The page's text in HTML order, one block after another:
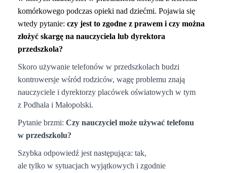
komórkowego podczas opieki nad dziećmi. Pojawia się
wtedy pytanie: czy jest to zgodne z prawem i czy można
złożyć skargę na nauczyciela lub dyrektora
przedszkola?
Skoro używanie telefonów w przedszkolach budzi
kontrowersje wśród rodziców, wagę problemu znają
nauczyciele i dyrektorzy placówek oświatowych w tym
z Podhala i Małopolski.
Pytanie brzmi: Czy nauczyciel może używać telefonu
w przedszkolu?
Szybka odpowiedź jest następująca: tak,
ale tylko w sytuacjach wyjątkowych i zgodnie